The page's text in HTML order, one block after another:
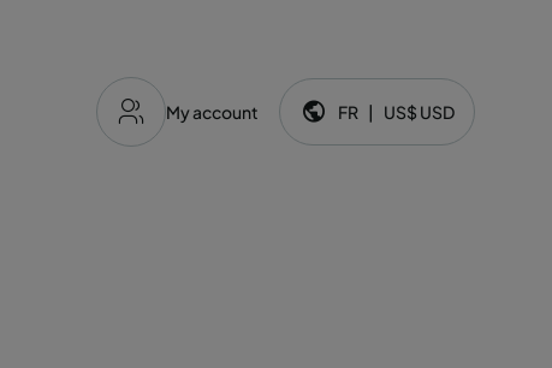
My account Langue et devise:
FR | US$ USD